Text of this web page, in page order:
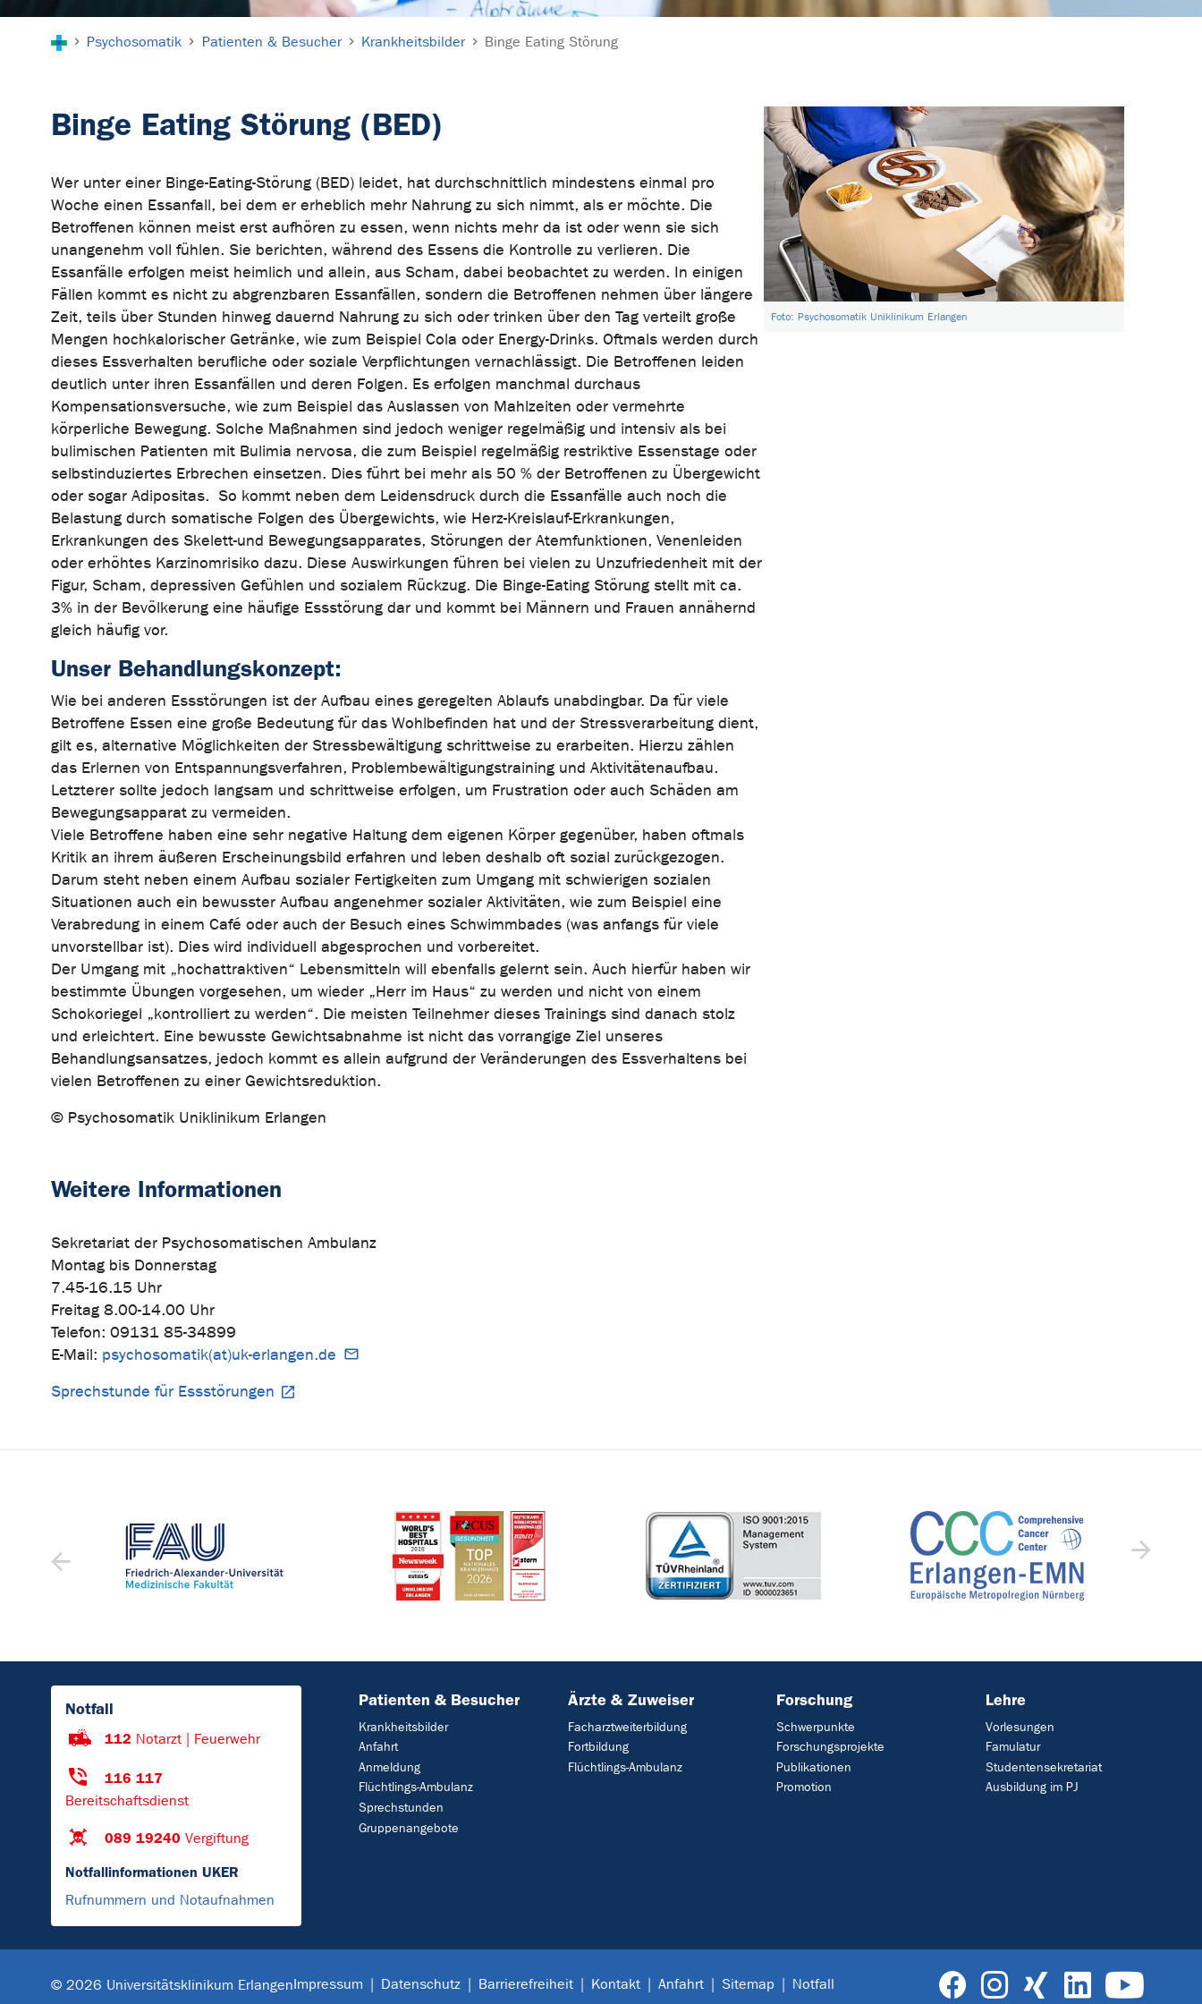
Psychosomatik Patienten & Besucher Krankheitsbilder Binge Eating Störung
Foto: Psychosomatik Uniklinikum Erlangen
Binge Eating Störung (BED)
Wer unter einer Binge-Eating-Störung (BED) leidet, hat durchschnittlich mindestens einmal pro
Woche einen Essanfall, bei dem er erheblich mehr Nahrung zu sich nimmt, als er möchte. Die
Betroffenen können meist erst aufhören zu essen, wenn nichts mehr da ist oder wenn sie sich
unangenehm voll fühlen. Sie berichten, während des Essens die Kontrolle zu verlieren. Die
Essanfälle erfolgen meist heimlich und allein, aus Scham, dabei beobachtet zu werden. In einigen
Fällen kommt es nicht zu abgrenzbaren Essanfällen, sondern die Betroffenen nehmen über längere
Zeit, teils über Stunden hinweg dauernd Nahrung zu sich oder trinken über den Tag verteilt große
Mengen hochkalorischer Getränke, wie zum Beispiel Cola oder Energy-Drinks. Oftmals werden durch
dieses Essverhalten berufliche oder soziale Verpflichtungen vernachlässigt. Die Betroffenen leiden
deutlich unter ihren Essanfällen und deren Folgen. Es erfolgen manchmal durchaus
Kompensationsversuche, wie zum Beispiel das Auslassen von Mahlzeiten oder vermehrte
körperliche Bewegung. Solche Maßnahmen sind jedoch weniger regelmäßig und intensiv als bei
bulimischen Patienten mit Bulimia nervosa, die zum Beispiel regelmäßig restriktive Essenstage oder
selbstinduziertes Erbrechen einsetzen. Dies führt bei mehr als 50 % der Betroffenen zu Übergewicht
oder sogar Adipositas. So kommt neben dem Leidensdruck durch die Essanfälle auch noch die
Belastung durch somatische Folgen des Übergewichts, wie Herz-Kreislauf-Erkrankungen,
Erkrankungen des Skelett-und Bewegungsapparates, Störungen der Atemfunktionen, Venenleiden
oder erhöhtes Karzinomrisiko dazu. Diese Auswirkungen führen bei vielen zu Unzufriedenheit mit der
Figur, Scham, depressiven Gefühlen und sozialem Rückzug. Die Binge-Eating Störung stellt mit ca.
3% in der Bevölkerung eine häufige Essstörung dar und kommt bei Männern und Frauen annähernd
gleich häufig vor.
Unser Behandlungskonzept:
Wie bei anderen Essstörungen ist der Aufbau eines geregelten Ablaufs unabdingbar. Da für viele
Betroffene Essen eine große Bedeutung für das Wohlbefinden hat und der Stressverarbeitung dient,
gilt es, alternative Möglichkeiten der Stressbewältigung schrittweise zu erarbeiten. Hierzu zählen
das Erlernen von Entspannungsverfahren, Problembewältigungstraining und Aktivitätenaufbau.
Letzterer sollte jedoch langsam und schrittweise erfolgen, um Frustration oder auch Schäden am
Bewegungsapparat zu vermeiden.
Viele Betroffene haben eine sehr negative Haltung dem eigenen Körper gegenüber, haben oftmals
Kritik an ihrem äußeren Erscheinungsbild erfahren und leben deshalb oft sozial zurückgezogen.
Darum steht neben einem Aufbau sozialer Fertigkeiten zum Umgang mit schwierigen sozialen
Situationen auch ein bewusster Aufbau angenehmer sozialer Aktivitäten, wie zum Beispiel eine
Verabredung in einem Café oder auch der Besuch eines Schwimmbades (was anfangs für viele
unvorstellbar ist). Dies wird individuell abgesprochen und vorbereitet.
Der Umgang mit „hochattraktiven“ Lebensmitteln will ebenfalls gelernt sein. Auch hierfür haben wir
bestimmte Übungen vorgesehen, um wieder „Herr im Haus“ zu werden und nicht von einem
Schokoriegel „kontrolliert zu werden“. Die meisten Teilnehmer dieses Trainings sind danach stolz
und erleichtert. Eine bewusste Gewichtsabnahme ist nicht das vorrangige Ziel unseres
Behandlungsansatzes, jedoch kommt es allein aufgrund der Veränderungen des Essverhaltens bei
vielen Betroffenen zu einer Gewichtsreduktion.
© Psychosomatik Uniklinikum Erlangen
Weitere Informationen
Sekretariat der Psychosomatischen Ambulanz
Montag bis Donnerstag
7.45-16.15 Uhr
Freitag 8.00-14.00 Uhr
Telefon: 09131 85-34899
E-Mail: psychosomatik(at)uk-erlangen.de
Sprechstunde für Essstörungen
Notfall
112 Notarzt | Feuerwehr
116 117
Bereitschaftsdienst
089 19240 Vergiftung
Notfallinformationen UKER
Rufnummern und Notaufnahmen
Patienten & Besucher
Krankheitsbilder
Anfahrt
Anmeldung
Flüchtlings-Ambulanz
Sprechstunden
Gruppenangebote
Ärzte & Zuweiser
Facharztweiterbildung
Fortbildung
Flüchtlings-Ambulanz
Forschung
Schwerpunkte
Forschungsprojekte
Publikationen
Promotion
Lehre
Vorlesungen
Famulatur
Studentensekretariat
Ausbildung im PJ
© 2026 Universitätsklinikum ErlangenImpressum Datenschutz Barrierefreiheit Kontakt Anfahrt Sitemap Notfall